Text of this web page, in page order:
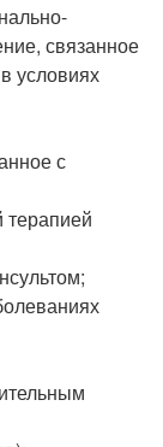
связанное
условиях
с
терапией